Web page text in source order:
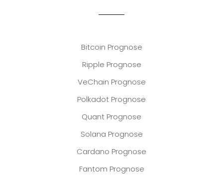
Bitcoin Prognose
Ripple Prognose
VeChain Prognose
Polkadot Prognose
Quant Prognose
Solana Prognose
Cardano Prognose
Fantom Prognose